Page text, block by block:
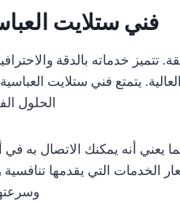
فني ستلايت
تتميز خدماته بالدقة
يتمتع فني ستلايت
الحلول
يعني أنه يمكنك الاتصال
التي يقدمها تنافسية